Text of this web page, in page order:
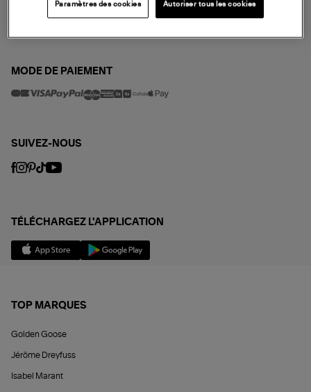
SERVICE CLIENT
MODE DE PAIEMENT
SUIVEZ-NOUS
TÉLÉCHARGEZ L'APPLICATION
TOP MARQUES
Golden Goose
Jérôme Dreyfuss
Isabel Marant
Paramètres des cookies Autoriser tous les cookies